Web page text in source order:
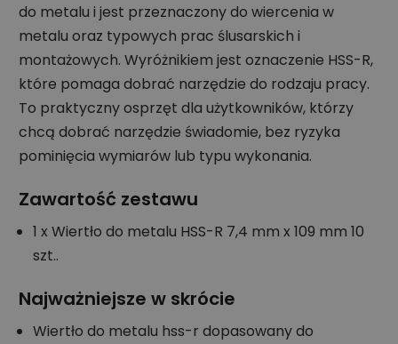
do metalu i jest przeznaczony do wiercenia w
metalu oraz typowych prac ślusarskich i
montażowych. Wyróżnikiem jest oznaczenie HSS-R,
które pomaga dobrać narzędzie do rodzaju pracy.
To praktyczny osprzęt dla użytkowników, którzy
chcą dobrać narzędzie świadomie, bez ryzyka
pominięcia wymiarów lub typu wykonania.
Zawartość zestawu
1 x Wiertło do metalu HSS-R 7,4 mm x 109 mm 10
szt..
Najważniejsze w skrócie
Wiertło do metalu hss-r dopasowany do